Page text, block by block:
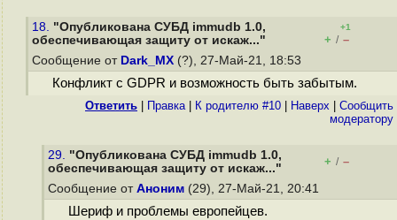
18. "Опубликована СУБД immudb 1.0,
обеспечивающая защиту от искаж..."
+1
+ / –
Сообщение от Dark_MX (?), 27-Май-21, 18:53
Конфликт с GDPR и возможность быть забытым.
Ответить Правка| К родителю #10 Наверх
Cообщить
модератору
29. "Опубликована СУБД immudb 1.0,
обеспечивающая защиту от искаж..."
+ / –
Сообщение от Аноним (29), 27-Май-21, 20:41
Шериф и проблемы европейцев.